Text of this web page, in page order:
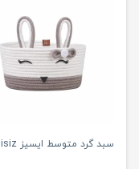
سبد گرد متوسط ایسیز isiz